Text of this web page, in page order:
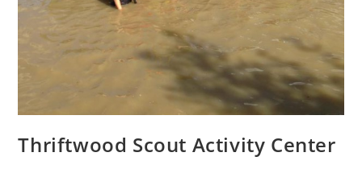
Thriftwood Scout Activity Center